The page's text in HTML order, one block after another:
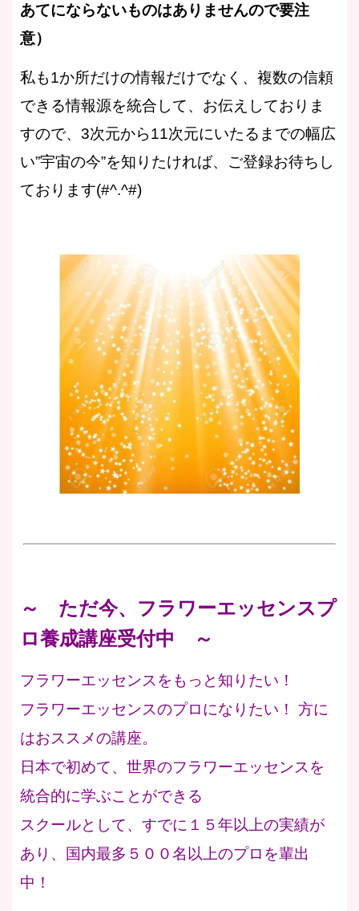
あてにならないものはありませんので要注
意）
私も1か所だけの情報だけでなく、複数の信頼
できる情報源を統合して、お伝えしておりま
すので、 3次元から11次元にいたるまでの幅広
い”宇宙の今”を知りたければ、ご登録お待ちし
ております(#^.^#)
～ ただ今、フラワーエッセンスプ
ロ養成講座受付中 ～
フラワーエッセンスをもっと知りたい！
フラワーエッセンスのプロになりたい！ 方に
はおススメの講座。
日本で初めて、世界のフラワーエッセンスを
統合的に学ぶことができる
スクールとして、すでに１５年以上の実績が
あり、国内最多５００名以上のプロを輩出
中！